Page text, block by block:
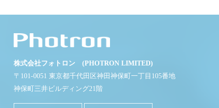
株式会社フォトロン (PHOTRON LIMITED)
〒101-0051 東京都千代田区神田神保町一丁目105番地
神保町三井ビルディング21階